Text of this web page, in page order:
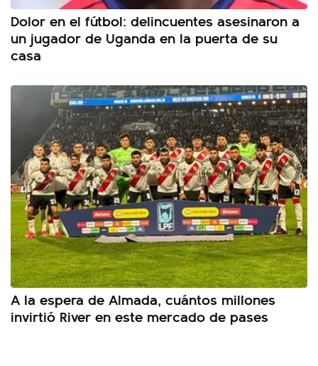
Dolor en el fútbol: delincuentes asesinaron a
un jugador de Uganda en la puerta de su
casa
A la espera de Almada, cuántos millones
invirtió River en este mercado de pases